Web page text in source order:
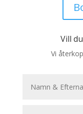
Vill
Vi